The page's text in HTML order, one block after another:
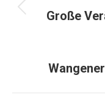
Große